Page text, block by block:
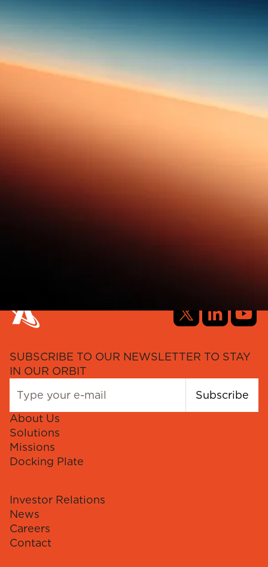
SUBSCRIBE TO OUR NEWSLETTER TO STAY
IN OUR ORBIT
Subscribe
About Us
Solutions
Missions
Docking Plate
Investor Relations
News
Careers
Contact